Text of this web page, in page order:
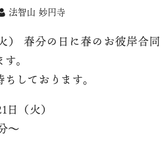
法智山 妙円寺
） 春分の日に春のお彼岸合同
。
しております。
（火）
〜